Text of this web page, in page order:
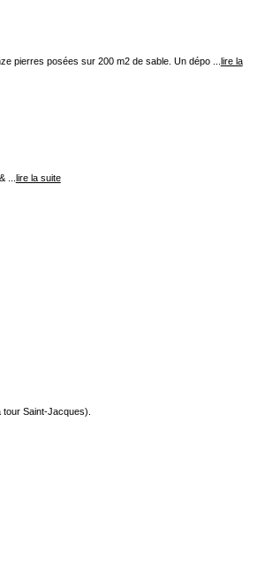
pierres posées sur 200 m2 de sable. Un dépo ... lire la
... lire la suite
Saint-Jacques).